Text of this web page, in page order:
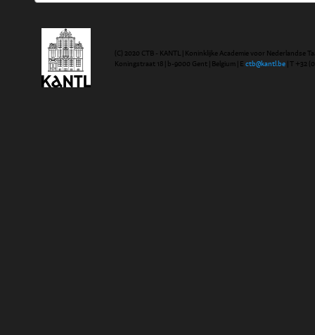
(C) 2020 CTB - KANTL | Koninklijke Academie voor Nederlandse
Koningstraat 18 | b-9000 Gent | Belgium | E ctb@kantl.be | T +32